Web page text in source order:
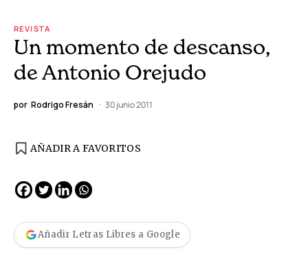
REVISTA
Un momento de descanso,
de Antonio Orejudo
por Rodrigo Fresán 30 junio 2011
AÑADIR A FAVORITOS
Añadir Letras Libres a Google